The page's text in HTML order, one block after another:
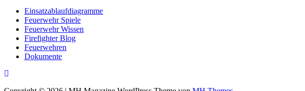
Einsatzablaufdiagramme
Feuerwehr Spiele
Feuerwehr Wissen
Firefighter Blog
Feuerwehren
Dokumente